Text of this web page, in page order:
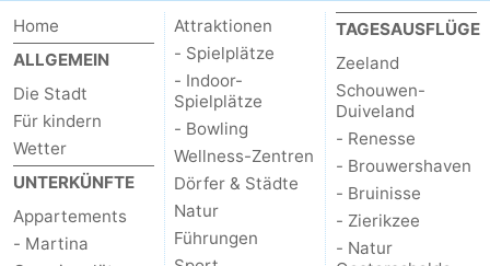
(mit
Frühstück)
Lastminutes
Strand
Sehen
&
tun
-
Museen
-
Home
ALLGEMEIN
Die Stadt
Für kindern
Wetter
UNTERKÜNFTE
Appartements
- Martina
Attraktionen
- Spielplätze
- Indoor-
Spielplätze
- Bowling
Wellness-Zentren
Dörfer & Städte
Natur
Führungen
TAGESAUSFLÜGE
Zeeland
Schouwen-
Duiveland
- Renesse
- Brouwershaven
- Bruinisse
- Zierikzee
- Natur